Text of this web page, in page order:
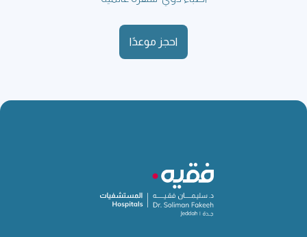
احجز موعدًا